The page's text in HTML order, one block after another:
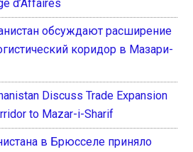
d’Affaires
обсуждают расширение
коридор в Мазари-
Discuss Trade Expansion
to Mazar-i-Sharif
в Брюсселе приняло